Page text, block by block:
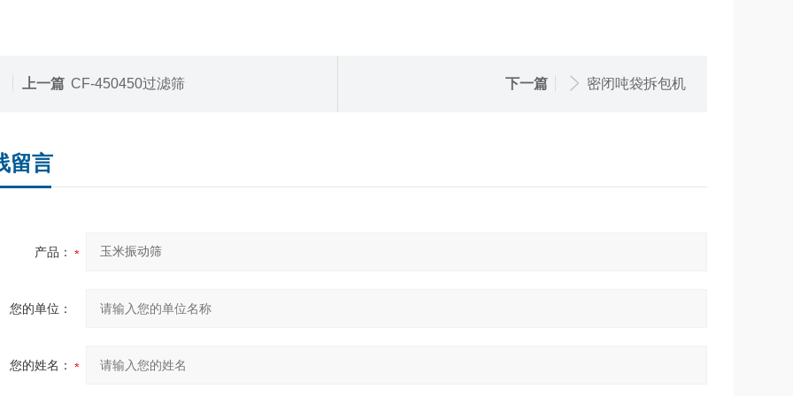
上一篇 CF-450450过滤筛 下一篇 密闭吨袋拆包机
留言
产品：
您的单位：
您的姓名：